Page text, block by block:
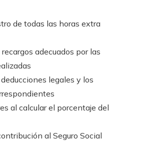
de todas las horas extra
adecuados por las
legales y los
al calcular el porcentaje del
al Seguro Social